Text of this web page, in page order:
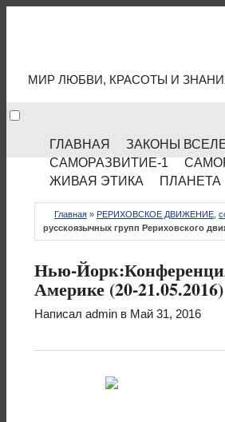
МИР ЛЮБВИ, КРАСОТЫ И
ГЛАВНАЯ ЗАКОНЫ
САМОРАЗВИТИЕ-1
ЖИВАЯ ЭТИКА
ПЛАНЕТА
Главная » РЕРИХОВСКОЕ ДВИЖЕНИЕ
русскоязычных групп Рериховского
Нью-
Америке (20-21.05.2016)
Написал admin в Май 31, 2016